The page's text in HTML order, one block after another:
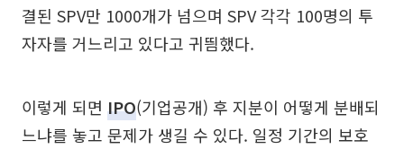
결된 SPV만 1000개가 넘으며 SPV 각각 100명의 투
자자를 거느리고 있다고 귀띔했다.
이렇게 되면 IPO(기업공개) 후 지분이 어떻게 분배되
느냐를 놓고 문제가 생길 수 있다. 일정 기간의 보호